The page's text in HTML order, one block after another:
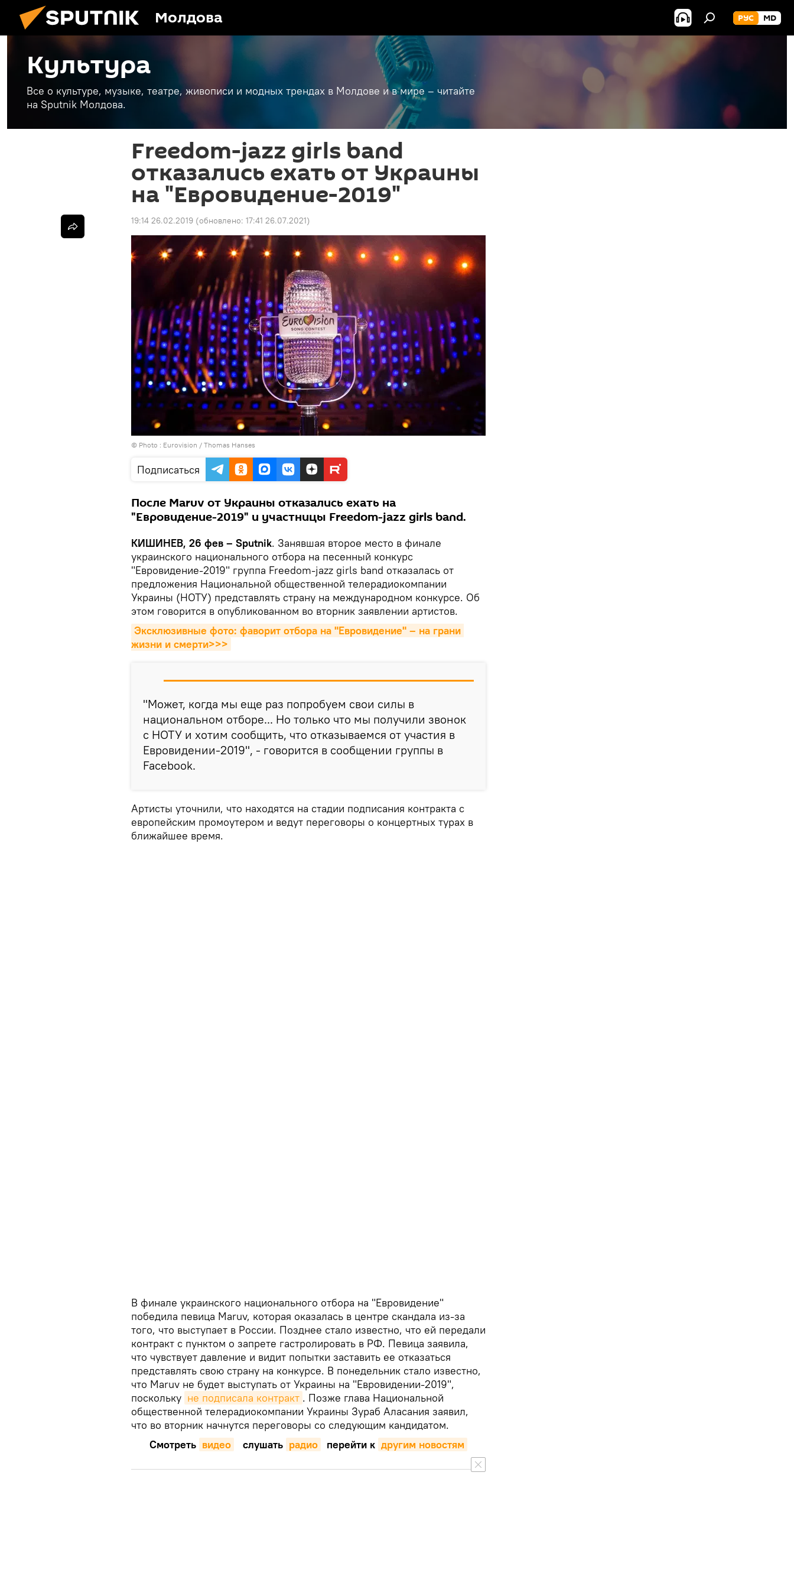
Молдова РУС MD
Культура
Все о культуре, музыке, театре, живописи и модных трендах в Молдове и в мире – читайте
на Sputnik Молдова.
Freedom-jazz girls band
отказались ехать от Украины
на "Евровидение-2019"
19:14 26.02.2019 (обновлено: 17:41 26.07.2021)
© Photo : Eurovision / Thomas Hanses
Подписаться
После Maruv от Украины отказались ехать на
"Евровидение-2019" и участницы Freedom-jazz girls band.
КИШИНЕВ, 26 фев – Sputnik. Занявшая второе место в финале
украинского национального отбора на песенный конкурс
"Евровидение-2019" группа Freedom-jazz girls band отказалась от
предложения Национальной общественной телерадиокомпании
Украины (НОТУ) представлять страну на международном конкурсе. Об
этом говорится в опубликованном во вторник заявлении артистов.
Эксклюзивные фото: фаворит отбора на "Евровидение" – на грани
жизни и смерти>>>
"Может, когда мы еще раз попробуем свои силы в
национальном отборе... Но только что мы получили звонок
с НОТУ и хотим сообщить, что отказываемся от участия в
Евровидении-2019", - говорится в сообщении группы в
Facebook.
Артисты уточнили, что находятся на стадии подписания контракта с
европейским промоутером и ведут переговоры о концертных турах в
ближайшее время.
В финале украинского национального отбора на "Евровидение"
победила певица Maruv, которая оказалась в центре скандала из-за
того, что выступает в России. Позднее стало известно, что ей передали
контракт с пунктом о запрете гастролировать в РФ. Певица заявила,
что чувствует давление и видит попытки заставить ее отказаться
представлять свою страну на конкурсе. В понедельник стало известно,
что Maruv не будет выступать от Украины на "Евровидении-2019",
поскольку не подписала контракт . Позже глава Национальной
общественной телерадиокомпании Украины Зураб Аласания заявил,
что во вторник начнутся переговоры со следующим кандидатом.
Смотреть видео слушать радио перейти к другим новостям